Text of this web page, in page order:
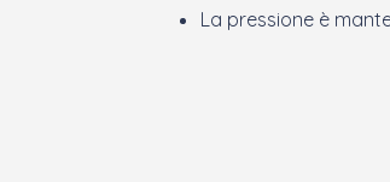
La pressione è